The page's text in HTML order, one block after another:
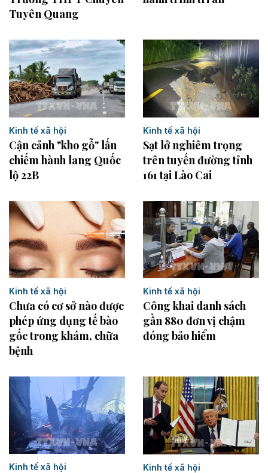
Tuyên Quang
Kinh tế xã hội
Cận cảnh "kho gỗ" lấn
chiếm hành lang Quốc
lộ 22B
Kinh tế xã hội
Sạt lở nghiêm trọng
trên tuyến đường tỉnh
161 tại Lào Cai
Kinh tế xã hội
Chưa có cơ sở nào được
phép ứng dụng tế bào
gốc trong khám, chữa
bệnh
Kinh tế xã hội
Công khai danh sách
gần 880 đơn vị chậm
đóng bảo hiểm
Kinh tế xã hội Kinh tế xã hội